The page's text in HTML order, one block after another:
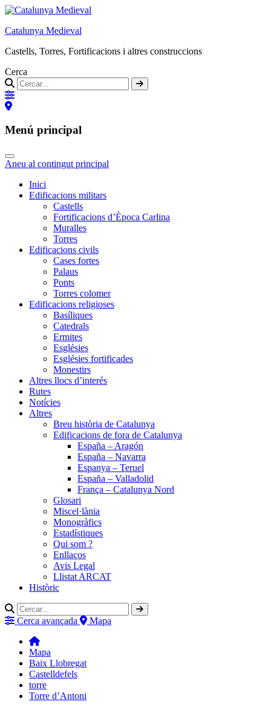
Catalunya Medieval
Castells, Torres, Fortificacions i altres construccions
Cerca
Menú principal
Aneu al contingut principal
Inici
Edificacions militars
Castells
Fortificacions d’Època Carlina
Muralles
Torres
Edificacions civils
Cases fortes
Palaus
Ponts
Torres colomer
Edificacions religioses
Basíliques
Catedrals
Ermites
Esglésies
Esglésies fortificades
Monestirs
Altres llocs d’interés
Rutes
Notícies
Altres
Breu història de Catalunya
Edificacions de fora de Catalunya
España – Aragón
España – Navarra
Espanya – Teruel
España – Valladolid
França – Catalunya Nord
Glosari
Miscel·lània
Monogràfics
Estadístiques
Qui som ?
Enllaços
Avis Legal
Llistat ARCAT
Històric
Cerca avançada Mapa
Mapa
Baix Llobregat
Castelldefels
torre
Torre d’Antoni